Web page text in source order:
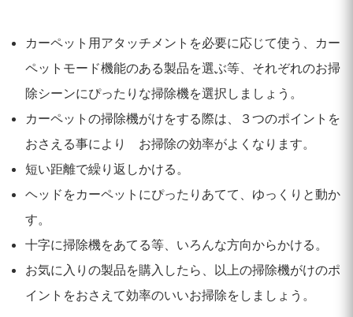
カーペット用アタッチメントを必要に応じて使う、カー
ペットモード機能のある製品を選ぶ等、それぞれのお掃
除シーンにぴったりな掃除機を選択しましょう。
カーペットの掃除機がけをする際は、３つのポイントを
おさえる事により お掃除の効率がよくなります。
短い距離で繰り返しかける。
ヘッドをカーペットにぴったりあてて、ゆっくりと動か
す。
十字に掃除機をあてる等、いろんな方向からかける。
お気に入りの製品を購入したら、以上の掃除機がけのポ
イントをおさえて効率のいいお掃除をしましょう。